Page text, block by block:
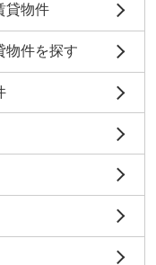
貸物件
物件を探す